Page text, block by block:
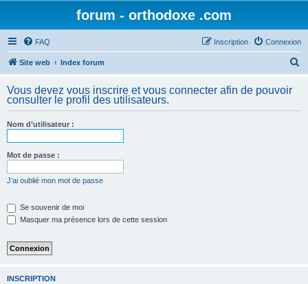
forum - orthodoxe .com
FAQ Connexion
Inscription
Site web Index forum
h
Vous devez vous inscrire et vous connecter afin de pouvoir
consulter le profil des utilisateurs.
Nom d’utilisateur :
Mot de passe :
J’ai oublié mon mot de passe
Se souvenir de moi
Masquer ma présence lors de cette session
INSCRIPTION